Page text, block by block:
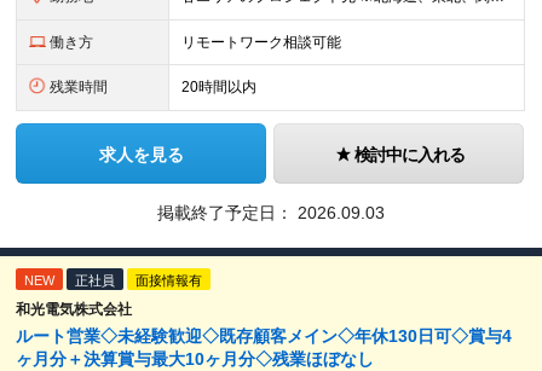
働き方 リモートワーク相談可能
残業時間 20時間以内
求人を見る 検討中に入れる
掲載終了予定日： 2026.09.03
NEW 正社員 面接情報有
和光電気株式会社
ルート営業◇未経験歓迎◇既存顧客メイン◇年休130日可◇賞与4
ヶ月分＋決算賞与最大10ヶ月分◇残業ほぼなし